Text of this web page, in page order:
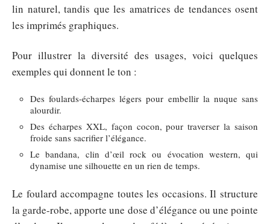
lin naturel, tandis que les amatrices de tendances osent
les imprimés graphiques.
Pour illustrer la diversité des usages, voici quelques
exemples qui donnent le ton :
Des foulards-écharpes légers pour embellir la nuque sans
alourdir.
Des écharpes XXL, façon cocon, pour traverser la saison
froide sans sacrifier l’élégance.
Le bandana, clin d’œil rock ou évocation western, qui
dynamise une silhouette en un rien de temps.
Le foulard accompagne toutes les occasions. Il structure
la garde-robe, apporte une dose d’élégance ou une pointe